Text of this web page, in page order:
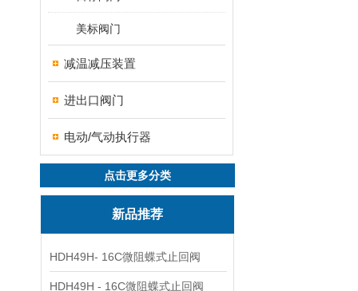
美标阀门
减温减压装置
进出口阀门
电动/气动执行器
点击更多分类
新品推荐
HDH49H- 16C微阻蝶式止回阀
HDH49H - 16C微阻蝶式止回阀